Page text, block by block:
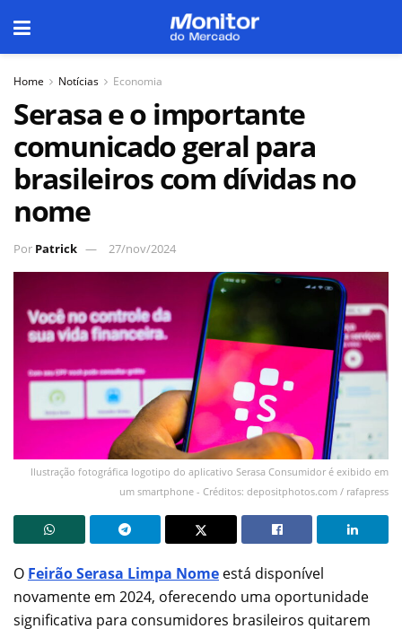
Home Notícias Economia
Serasa e o importante
comunicado geral para
brasileiros com dívidas no
nome
Por Patrick 27/nov/2024
Ilustração fotográfica logotipo do aplicativo Serasa Consumidor é exibido em
um smartphone - Créditos: depositphotos.com / rafapress
O Feirão Serasa Limpa Nome está disponível
novamente em 2024, oferecendo uma oportunidade
significativa para consumidores brasileiros quitarem